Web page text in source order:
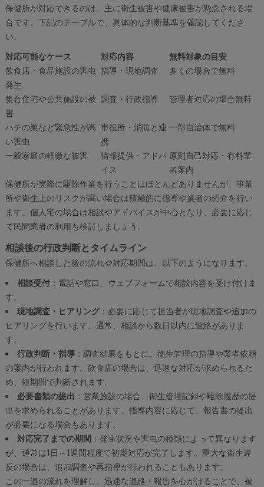
保健所が対応できるのは、主に衛生被害や健康被害が懸念される場
合です。下記のテーブルで、具体的な判断基準を確認してくださ
い。
対応可能なケース
対応内容
無料対象の目安
飲食店・食品施設の害虫
発生
指導・現地調査 多くの場合で無料
集合住宅や公共施設の被
害
調査・行政指導 管理者対応の場合無料
ハチの巣など緊急性が高
い害虫
市役所・消防と連
携
一部自治体で無料
一般家庭の軽微な被害
情報提供・アドバ
イス
原則自己対応・有料業
者案内
保健所が実際に駆除作業を行うことはほとんどありませんが、事業
所や衛生上のリスクが高い場合は積極的に指導や業者の紹介を行い
ます。個人宅の場合は相談やアドバイスが中心となり、必要に応じ
て民間業者の利用も検討しましょう。
相談後の行政判断とタイムライン
保健所へ相談した後の流れや対応期間は、以下のようになります。
相談受付：電話や窓口、ウェブフォームで相談内容を受け付けま
す。
現地調査・ヒアリング：必要に応じて担当者が現地調査や追加の
ヒアリングを行います。通常、相談から数日以内に連絡がありま
す。
行政判断・指導：調査結果をもとに、衛生管理の指導や業者依頼
の案内が行われます。飲食店の場合は、迅速な対応が求められるた
め、短期間で判断されます。
必要書類の提出 ：営業施設の場合、衛生管理記録や駆除履歴の提
出を求められることがあります。指導内容に応じて、報告書の提出
が必要になる場合もあります。
対応完了までの期間：発生状況や害虫の種類によって異なります
が、通常は1日～1週間程度で初期対応が完了します。重大な衛生違
反の場合は、追加調査や再指導が行われることもあります。
この一連の流れを理解し、迅速な連絡・報告を心がけることで、被